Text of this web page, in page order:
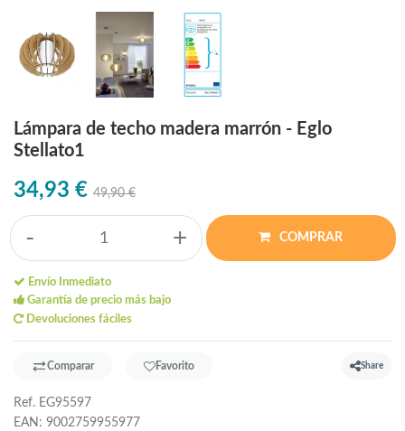
Lámpara de techo madera marrón - Eglo
Stellato1
34,93 € 49,90 €
- + COMPRAR
Envío Inmediato
Garantía de precio más bajo
Devoluciones fáciles
Comparar Favorito Share
Ref. EG95597
EAN: 9002759955977